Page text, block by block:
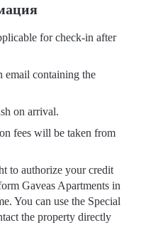
email containing the
on arrival.
fees will be taken from
to authorize your credit
Gaveas Apartments in
You can use the Special
the property directly